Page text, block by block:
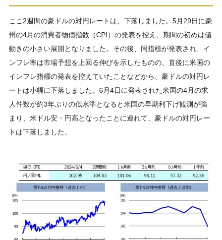
ここ2週間の豪ドルの対円レートは、下落しました。5月29日に豪
州の4月の消費者物価指数（CPI）の発表を控え、期間の初めは値
動きの小さい展開となりました。その後、同指標が発表され、イ
ンフレ率は市場予想を上回る伸びを示したものの、直後に米国の
インフレ指標の発表を控えていたことなどから、豪ドルの対円レ
ートは小幅に下落しました。6月4日に発表された米国の4月の求
人件数が約3年ぶりの低水準となると米国の早期利下げ観測が強
まり、米ドル安・円高となったことに連れて、豪ドルの対円レー
トは下落しました。